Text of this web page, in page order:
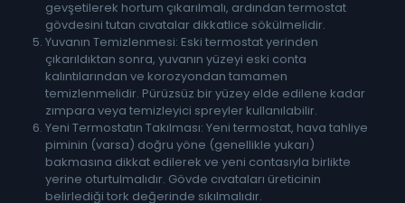
gevşetilerek hortum çıkarılmalı, ardından termostat
gövdesini tutan cıvatalar dikkatlice sökülmelidir.
Yuvanın Temizlenmesi: Eski termostat yerinden
çıkarıldıktan sonra, yuvanın yüzeyi eski conta
kalıntılarından ve korozyondan tamamen
temizlenmelidir. Pürüzsüz bir yüzey elde edilene kadar
zımpara veya temizleyici spreyler kullanılabilir.
Yeni Termostatın Takılması: Yeni termostat, hava tahliye
piminin (varsa) doğru yöne (genellikle yukarı)
bakmasına dikkat edilerek ve yeni contasıyla birlikte
yerine oturtulmalıdır. Gövde cıvataları üreticinin
belirlediği tork değerinde sıkılmalıdır.